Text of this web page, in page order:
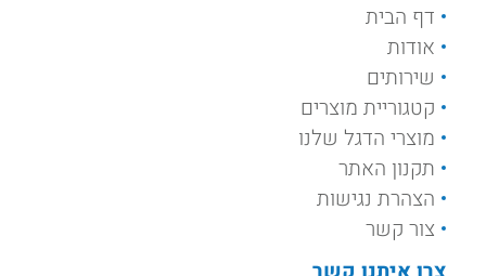
דף הבית
אודות
שירותים
קטגוריית מוצרים
מוצרי הדגל שלנו
תקנון האתר
הצהרת נגישות
צור קשר